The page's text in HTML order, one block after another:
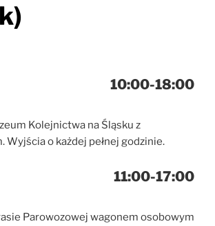
10:00-18:00
Kolejnictwa na Śląsku z
Wyjścia o każdej pełnej godzinie.
11:00-17:00
Parowozowej wagonem osobowym